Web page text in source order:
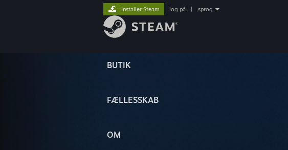
BUTIK
FÆLLESSKAB
OM
Installer Steam log på sprog